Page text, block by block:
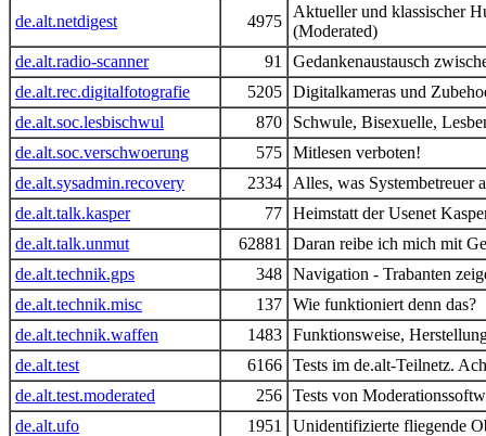
de.alt.netdigest 4975
Aktueller und klassischer
(Moderated)
de.alt.radio-scanner
91
Gedankenaustausch
de.alt.rec.digitalfotografie
5205 Digitalkameras und
de.alt.soc.lesbischwul
870
Schwule, Bisexuelle,
de.alt.soc.verschwoerung
575 Mitlesen verboten!
de.alt.sysadmin.recovery
2334
Alles, was Systembetreuer
de.alt.talk.kasper
77 Heimstatt der Usenet
de.alt.talk.unmut
62881
Daran reibe ich mich mit
de.alt.technik.gps
348 Navigation - Trabanten
de.alt.technik.misc
137 Wie funktioniert denn das?
de.alt.technik.waffen
1483 Funktionsweise,
de.alt.test
6166 Tests im de.alt-Teilnetz.
de.alt.test.moderated
256 Tests von
de.alt.ufo
1951 Unidentifizierte fliegende